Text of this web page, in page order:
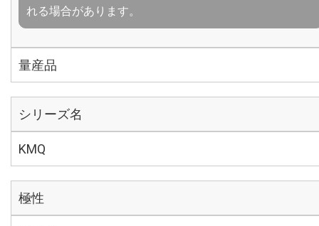
れる場合があります。
量産品
シリーズ名
KMQ
極性